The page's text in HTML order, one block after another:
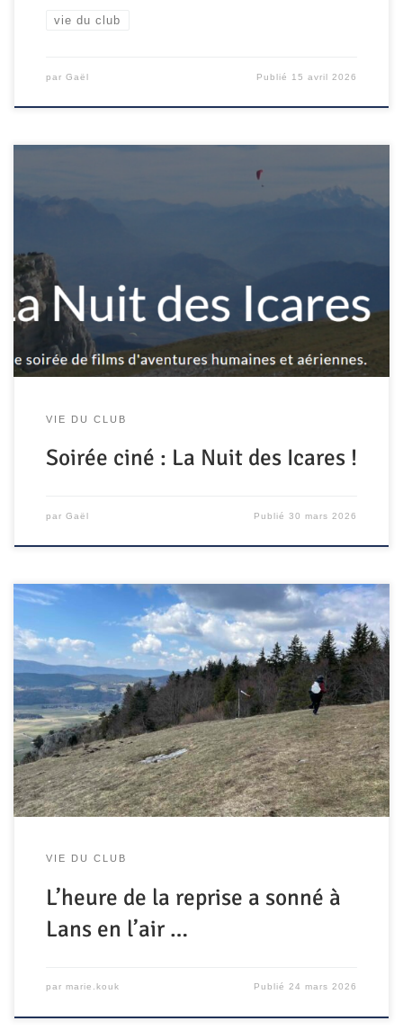
vie du club
par Gaël Publié 15 avril 2026
Coupe Icare. Plusieurs documentaires autour des thèmes
du vol libre, de la montagne, de la liberté, et encore bien
plus … La projection aura lieu le samedi 11 […]
VIE DU CLUB
Soirée ciné : La Nuit des Icares !
par Gaël Publié30 mars 2026
Samedi 21 mars, nombreuses et nombreux étaient les
pilotes ayant répondu présent.e.s lors de la « Journée de
reprise » du club, à Lans en Vercors. La matinée fut plutôt
studieuse pour les pioupious et les curieux : organisée par
Micka -notre accompagnateur club, épaulé par Bruno
l’animateur sécurité (et Seb au […]
VIE DU CLUB
L’heure de la reprise a sonné à
Lans en l’air …
par marie.kouk Publié24 mars 2026